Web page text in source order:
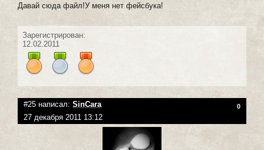
Давай сюда файл!У меня нет фейсбука!
Зарегистрирован:
12.02.2011
#25 написал: SinCara 0
27 декабря 2011 13:12